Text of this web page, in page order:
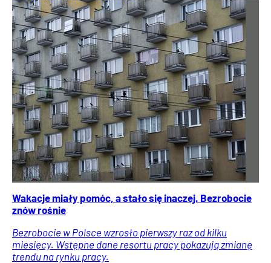
Wakacje miały pomóc, a stało się inaczej. Bezrobocie
znów rośnie
Bezrobocie w Polsce wzrosło pierwszy raz od kilku
miesięcy. Wstępne dane resortu pracy pokazują zmianę
trendu na rynku pracy.